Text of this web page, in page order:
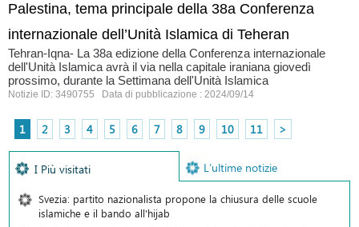
Palestina, tema principale della 38a Conferenza
internazionale dell’Unità Islamica di Teheran
Tehran-Iqna- La 38a edizione della Conferenza internazionale
dell'Unità Islamica avrà il via nella capitale iraniana giovedì
prossimo, durante la Settimana dell'Unità Islamica
Notizie ID: 3490755 Data di pubblicazione : 2024/09/14
1 2 3 4 5 6 7 8 9 10 11 >
I Più visitati L’ultime notizie
Svezia: partito nazionalista propone la chiusura delle scuole
islamiche e il bando all'hijab